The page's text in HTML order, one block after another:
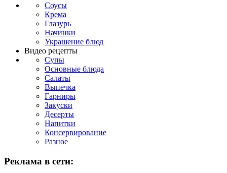
Соусы
Крема
Глазурь
Начинки
Украшение блюд
Видео рецепты
Супы
Основные блюда
Салаты
Выпечка
Гарниры
Закуски
Десерты
Напитки
Консервирование
Разное
Реклама в сети: